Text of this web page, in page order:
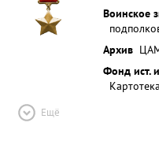
Воинское
Архив
Фонд ист.
Ещё